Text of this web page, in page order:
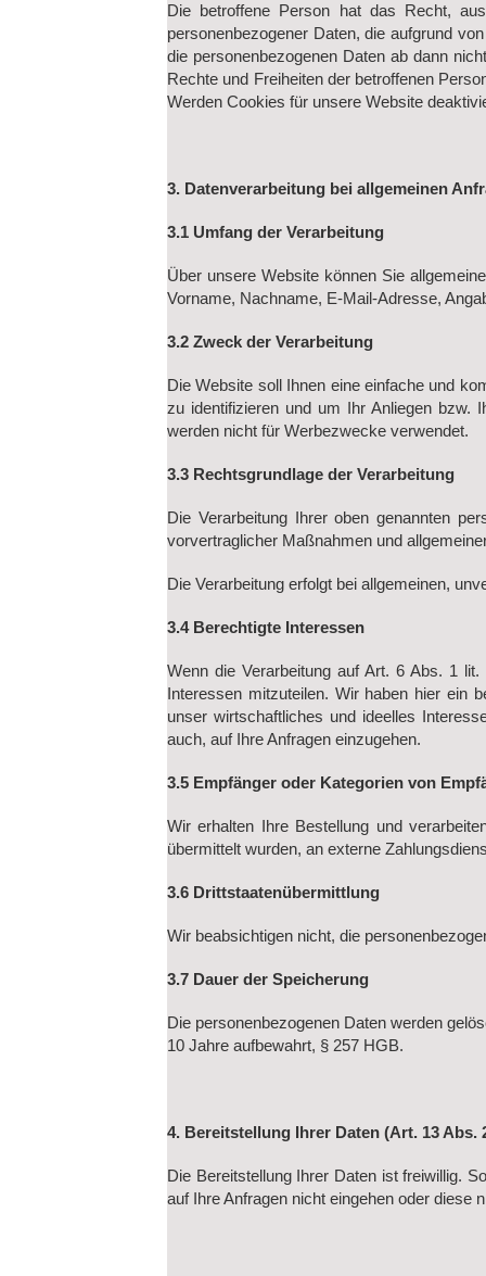
Die betroffene Person hat das Recht,
personenbezogener Daten, die aufgrund
die personenbezogenen Daten ab dann
Rechte und Freiheiten der betroffenen
Werden Cookies für unsere Website
3. Datenverarbeitung bei allgemeinen
3.1 Umfang der Verarbeitung
Über unsere Website können Sie
Vorname, Nachname, E-Mail-Adresse,
3.2 Zweck der Verarbeitung
Die Website soll Ihnen eine einfache und
zu identifizieren und um Ihr Anliegen bzw.
werden nicht für Werbezwecke verwendet.
3.3 Rechtsgrundlage der Verarbeitung
Die Verarbeitung Ihrer oben genannten
vorvertraglicher Maßnahmen und
Die Verarbeitung erfolgt bei allgemeinen,
3.4 Berechtigte Interessen
Wenn die Verarbeitung auf Art. 6 Abs. 1
Interessen mitzuteilen. Wir haben hier ein
unser wirtschaftliches und ideelles
auch, auf Ihre Anfragen einzugehen.
3.5 Empfänger oder Kategorien von
Wir erhalten Ihre Bestellung und
übermittelt wurden, an externe
3.6 Drittstaatenübermittlung
Wir beabsichtigen nicht, die
3.7 Dauer der Speicherung
Die personenbezogenen Daten werden
10 Jahre aufbewahrt, § 257 HGB.
4. Bereitstellung Ihrer Daten (Art. 13 Abs.
Die Bereitstellung Ihrer Daten ist freiwillig.
auf Ihre Anfragen nicht eingehen oder diese